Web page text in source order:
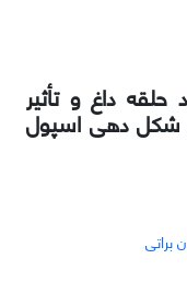
داغ و تأثیر
شکل دهی اسپول
براتی